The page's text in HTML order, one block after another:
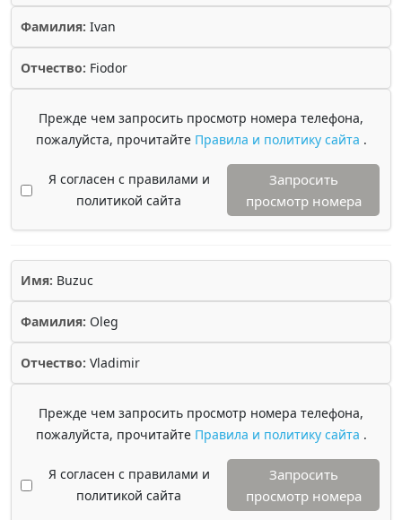
Фамилия: Ivan
Отчество: Fiodor
Прежде чем запросить просмотр номера телефона,
пожалуйста, прочитайте Правила и политику сайта .
Я согласен с правилами и
политикой сайта
Запросить
просмотр номера
Имя: Buzuc
Фамилия: Oleg
Отчество: Vladimir
Прежде чем запросить просмотр номера телефона,
пожалуйста, прочитайте Правила и политику сайта .
Я согласен с правилами и
политикой сайта
Запросить
просмотр номера